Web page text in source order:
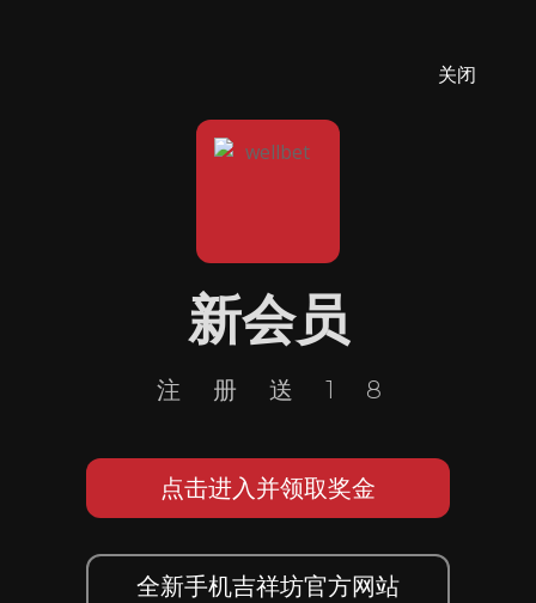
关闭
新会员
注册送18
点击进入并领取奖金
全新手机吉祥坊官方网站